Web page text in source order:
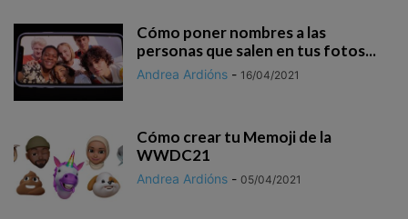
Cómo poner nombres a las
personas que salen en tus fotos...
Andrea Ardións - 16/04/2021
Cómo crear tu Memoji de la
WWDC21
Andrea Ardións - 05/04/2021